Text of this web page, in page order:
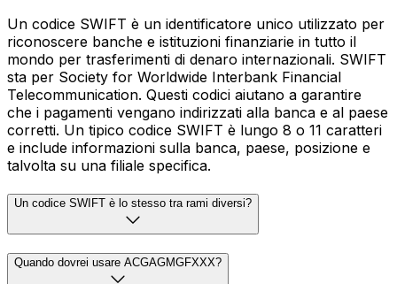
Un codice SWIFT è un identificatore unico utilizzato per
riconoscere banche e istituzioni finanziarie in tutto il
mondo per trasferimenti di denaro internazionali. SWIFT
sta per Society for Worldwide Interbank Financial
Telecommunication. Questi codici aiutano a garantire
che i pagamenti vengano indirizzati alla banca e al paese
corretti. Un tipico codice SWIFT è lungo 8 o 11 caratteri
e include informazioni sulla banca, paese, posizione e
talvolta su una filiale specifica.
Un codice SWIFT è lo stesso tra rami diversi?
Quando dovrei usare ACGAGMGFXXX?